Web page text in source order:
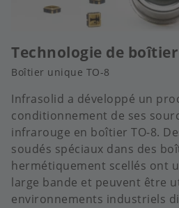
Technologie de
Boîtier unique TO-8
Infrasolid a développé un
conditionnement de ses
infrarouge en boîtier TO-8.
soudés spéciaux dans des
hermétiquement scellés ont
large bande et peuvent être
environnements industriels